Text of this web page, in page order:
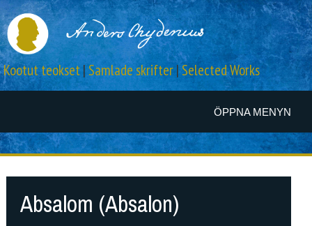
ÖPPNA MENYN
Kootut teokset|Samlade skrifter|Selected Works
Absalom (Absalon)